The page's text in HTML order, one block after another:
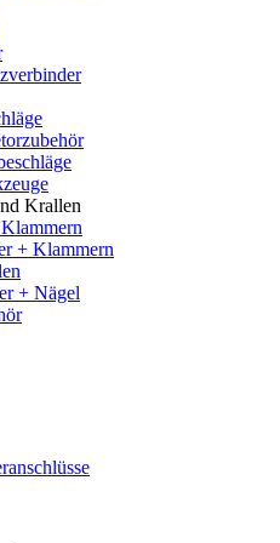
Krallen
+ Klammern
+ Nägel